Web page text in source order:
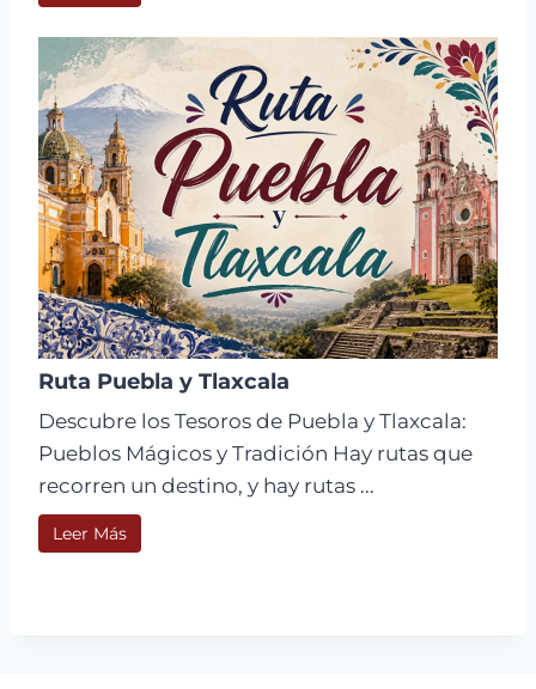
Ruta Puebla y Tlaxcala
Descubre los Tesoros de Puebla y Tlaxcala:
Pueblos Mágicos y Tradición Hay rutas que
recorren un destino, y hay rutas ...
Leer Más